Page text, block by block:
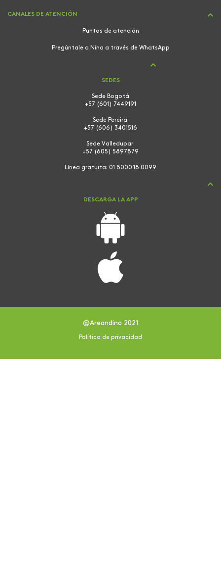
CANALES DE ATENCIÓN
Puntos de atención
Pregúntale a Nina a través de WhatsApp
SEDES
Sede Bogotá
+57 (601) 7449191
Sede Pereira:
+57 (606) 3401516
Sede Valledupar:
+57 (605) 5897879
Línea gratuita: 01 8000 18 0099
DESCARGA LA APP
@Areandina 2021
Política de privacidad